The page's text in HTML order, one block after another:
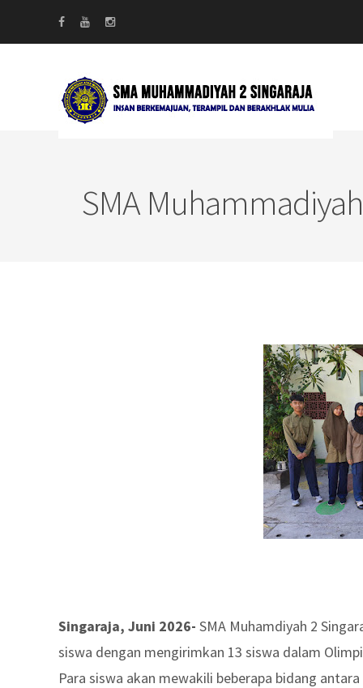
SMA
Singaraja, Juni 2026- SMA Muhamdiyah 2
siswa dengan mengirimkan 13 siswa dalam
Para siswa akan mewakili beberapa bidang